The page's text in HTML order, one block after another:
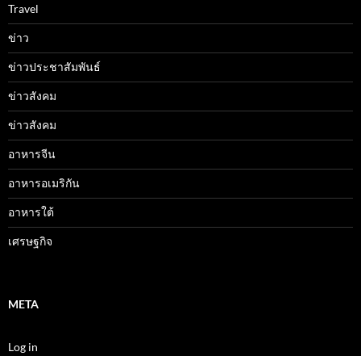
Travel
ข่าว
ข่าวประชาสัมพันธ์
ข่าวสังคม
ข่าวสังคม
อาหารจีน
อาหารอเมริกัน
อาหารใต้
เศรษฐกิจ
META
Log in